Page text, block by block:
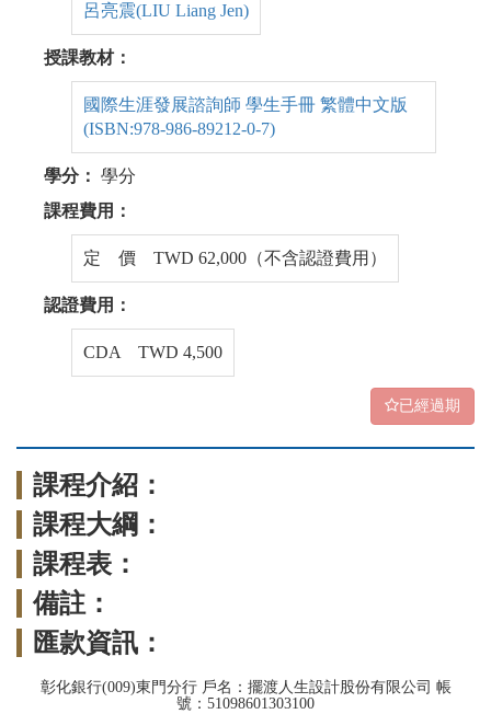
呂亮震(LIU Liang Jen)
授課教材：
國際生涯發展諮詢師 學生手冊 繁體中文版
(ISBN:978-986-89212-0-7)
學分： 學分
課程費用：
定 價 TWD 62,000（不含認證費用）
認證費用：
CDA TWD 4,500
已經過期
課程介紹：
課程大綱：
課程表：
備註：
匯款資訊：
彰化銀行(009)東門分行 戶名：擺渡人生設計股份有限公司 帳
號：51098601303100